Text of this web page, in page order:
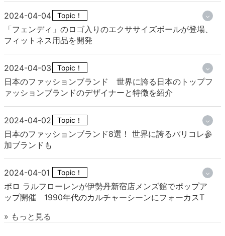
2024-04-04 Topic！
「フェンディ」のロゴ入りのエクササイズボールが登場、
フィットネス用品を開発
2024-04-03 Topic！
日本のファッションブランド 世界に誇る日本のトップフ
ァッションブランドのデザイナーと特徴を紹介
2024-04-02 Topic！
日本のファッションブランド8選！ 世界に誇るパリコレ参
加ブランドも
2024-04-01 Topic！
ポロ ラルフローレンが伊勢丹新宿店メンズ館でポップア
ップ開催 1990年代のカルチャーシーンにフォーカスT
» もっと見る